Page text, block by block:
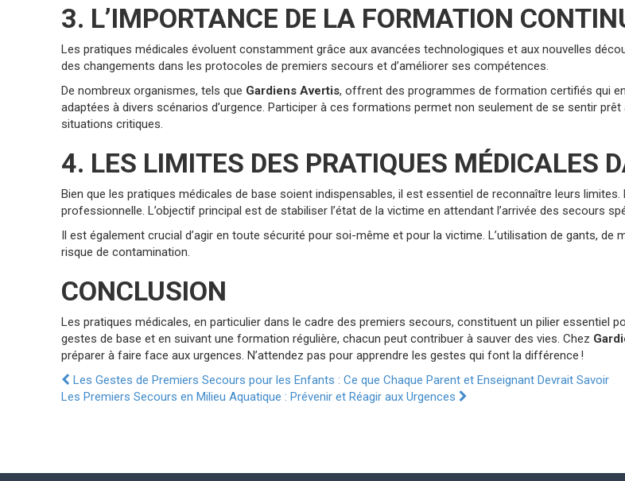
3. L’IMPORTANCE DE LA FORMATION
Les pratiques médicales évoluent constamment grâce aux avancées technologiques et aux nouvelles
des changements dans les protocoles de premiers secours et d’améliorer ses compétences.
De nombreux organismes, tels que Gardiens Avertis, offrent des programmes de formation certifiés qui
adaptées à divers scénarios d’urgence. Participer à ces formations permet non seulement de se sentir
situations critiques.
4. LES LIMITES DES PRATIQUES MÉDICALES
Bien que les pratiques médicales de base soient indispensables, il est essentiel de reconnaître leurs
professionnelle. L’objectif principal est de stabiliser l’état de la victime en attendant l’arrivée des secours
Il est également crucial d’agir en toute sécurité pour soi-même et pour la victime. L’utilisation de gants,
risque de contamination.
CONCLUSION
Les pratiques médicales, en particulier dans le cadre des premiers secours, constituent un pilier essentiel
gestes de base et en suivant une formation régulière, chacun peut contribuer à sauver des vies. Chez
préparer à faire face aux urgences. N’attendez pas pour apprendre les gestes qui font la différence !
Les Gestes de Premiers Secours pour les Enfants : Ce que Chaque Parent et Enseignant Devrait Savoir
Les Premiers Secours en Milieu Aquatique : Prévenir et Réagir aux Urgences